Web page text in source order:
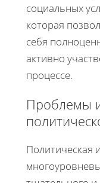
социальных
которая
себя
активно
процессе.
Проблемы
Политическая